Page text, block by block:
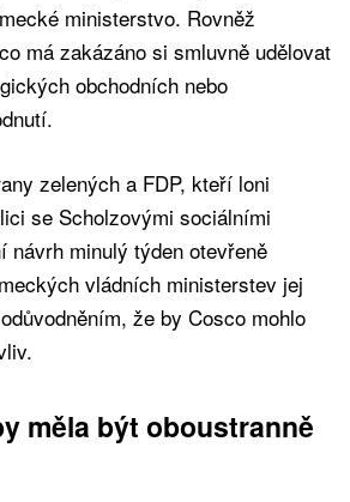
ministerstvo. Rovněž
má zakázáno si smluvně udělovat
obchodních nebo
zelených a FDP, kteří loni
se Scholzovými sociálními
návrh minulý týden otevřeně
vládních ministerstev jej
že by Cosco mohlo
měla být oboustranně